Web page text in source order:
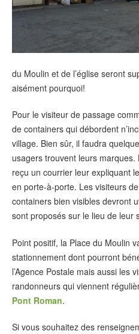
du Moulin et de l’église seront
aisément pourquoi!
Pour le visiteur de passage
de containers qui débordent
village. Bien sûr, il faudra
usagers trouvent leurs
reçu un courrier leur expliquant
en porte-à-porte. Les visiteurs
containers bien visibles devront
sont proposés sur le lieu de leur
Point positif, la Place du Moulin
stationnement dont pourront
l’Agence Postale mais aussi les
randonneurs qui viennent
Pont Roman.
Si vous souhaitez des